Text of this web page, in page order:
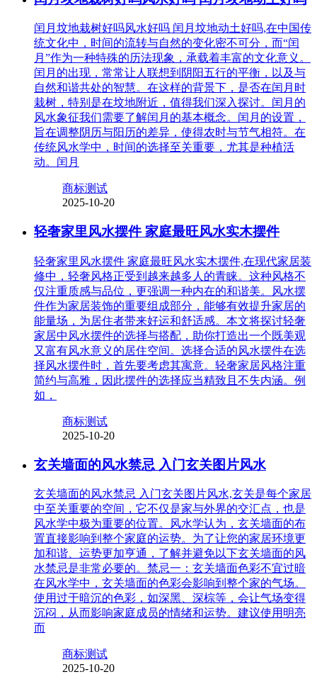
闰月坟地栽树好吗风水好吗 闰月坟地动土好吗,在中国传
统文化中，时间的流转与自然的变化密不可分，而“闰
月”作为一种特殊的历法现象，承载着丰富的文化意义。
闰月的出现，常常让人联想到阴阳五行的平衡，以及与
自然和谐共处的智慧。在这样的背景下，是否在闰月时
栽树，特别是在坟地附近，值得我们深入探讨。闰月的
风水象征我们需要了解闰月的基本概念。闰月的设置，
旨在调整阴历与阳历的差异，使得农时与节气相符。在
传统风水学中，时间的选择至关重要，尤其是种植活
动。闰月
商标测试
2025-10-20
轻奢家里风水摆件 家庭最旺风水实木摆件
轻奢家里风水摆件 家庭最旺风水实木摆件,在现代家居装
修中，轻奢风格正受到越来越多人的青睐。这种风格不
仅注重质感与品位，更强调一种内在的和谐美。风水摆
件作为家居装饰的重要组成部分，能够有效提升家居的
能量场，为居住者带来好运和舒适感。本文将探讨轻奢
家居中风水摆件的选择与搭配，助你打造出一个既美观
又富有风水意义的居住空间。选择合适的风水摆件在选
择风水摆件时，首先要考虑其寓意。轻奢家居风格注重
简约与高雅，因此摆件的选择应当精致且不失内涵。例
如，
商标测试
2025-10-20
玄关墙面的风水禁忌 入门玄关图片风水
玄关墙面的风水禁忌 入门玄关图片风水,玄关是每个家居
中至关重要的空间，它不仅是家与外界的交汇点，也是
风水学中极为重要的位置。风水学认为，玄关墙面的布
置直接影响到整个家庭的运势。为了让您的家居环境更
加和谐、运势更加亨通，了解并避免以下玄关墙面的风
水禁忌是非常必要的。禁忌一：玄关墙面色彩不宜过暗
在风水学中，玄关墙面的色彩会影响到整个家的气场。
使用过于暗沉的色彩，如深黑、深棕等，会让气场变得
沉闷，从而影响家庭成员的情绪和运势。建议使用明亮
而
商标测试
2025-10-20